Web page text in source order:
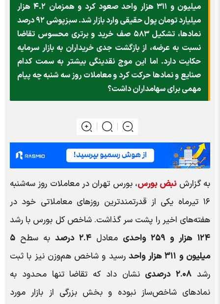
میلیون و ۳۱۱ هزار واحد صعود کرد و همزمان ۴.۲ هزار
میلیارد تومان پول حقیقی وارد بازار شد. سبزپوشی ۹۲ درصد
نمادها، تشکیل ۵۸۳ صف خرید و برتری محسوس تقاضا
نسبت به عرضه، از بازگشت جدی خریداران به بازار سرمایه
حکایت دارد. اما این موج نقدینگی بیشتر به سمت کدام
صنایع و نمادها حرکت کرد و معاملات روز سه شنبه چه پیام
مهمی برای سهامداران داشت؟
به گزارشنبض بورس، بورس تهران در معاملات روز سه‌شنبه
۱۶ تیرماه یکی از قدرتمندترین روزهای معاملاتی خود در
هفته‌های اخیر را پشت سر گذاشت. شاخص کل بورس با رشد
۱۲۴ هزار و ۲۵۹ واحدی
معادل ۲.۴ درصد به سطح ۵
میلیون و ۳۱۱ هزار واحد
رسید و شاخص هم‌وزن نیز با ثبت
رشد ۲.۰۸ درصدی
نشان داد که تقاضا تنها محدود به
نمادهای شاخص‌ساز نبوده و بخش بزرگی از بازار مورد